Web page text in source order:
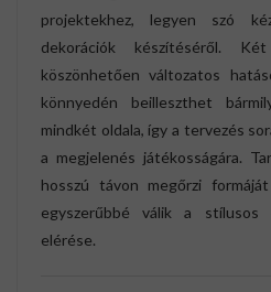
projektekhez, legyen szó
dekorációk készítéséről.
köszönhetően változatos
könnyedén beilleszthet
mindkét oldala, így a tervezés
a megjelenés játékosságára.
hosszú távon megőrzi
egyszerűbbé válik a stílusos
elérése.